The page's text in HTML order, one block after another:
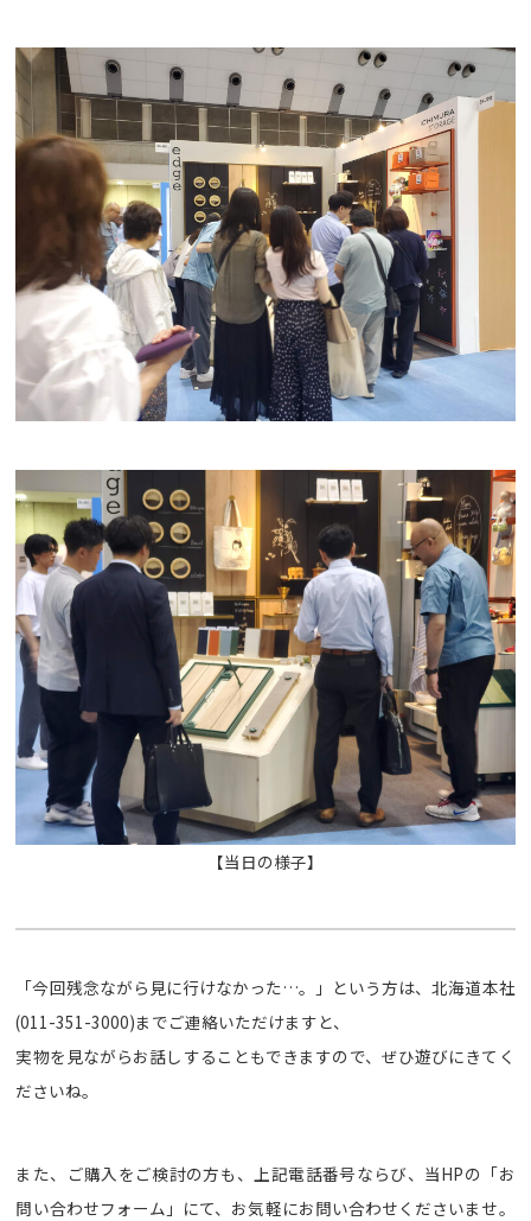
【当日の様子】
「今回残念ながら見に行けなかった…。」という方は、北海道本社
(011-351-3000)までご連絡いただけますと、
実物を見ながらお話しすることもできますので、ぜひ遊びにきてく
ださいね。
また、ご購入をご検討の方も、上記電話番号ならび、当HPの「お
問い合わせフォーム」にて、お気軽にお問い合わせくださいませ。